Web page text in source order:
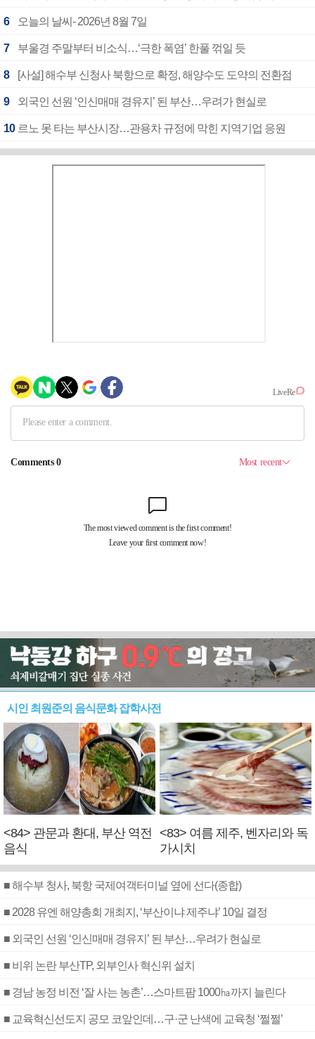
6 오늘의 날씨- 2026년 8월 7일
7 부울경 주말부터 비소식…‘극한 폭염’ 한풀 꺾일 듯
8 [사설] 해수부 신청사 북항으로 확정, 해양수도 도약의 전환점
9 외국인 선원 ‘인신매매 경유지’ 된 부산…우려가 현실로
10 르노 못 타는 부산시장…관용차 규정에 막힌 지역기업 응원
시인 최원준의 음식문화 잡학사전
<84> 관문과 환대, 부산 역전
음식
<83> 여름 제주, 벤자리와 독
가시치
■ 해수부 청사, 북항 국제여객터미널 옆에 선다(종합)
■ 2028 유엔 해양총회 개최지, ‘부산이냐 제주냐’ 10일 결정
■ 외국인 선원 ‘인신매매 경유지’ 된 부산…우려가 현실로
■ 비위 논란 부산TP, 외부인사 혁신위 설치
■ 경남 농정 비전 ‘잘 사는 농촌’…스마트팜 1000㏊까지 늘린다
■ 교육혁신선도지 공모 코앞인데…구·군 난색에 교육청 ‘쩔쩔’